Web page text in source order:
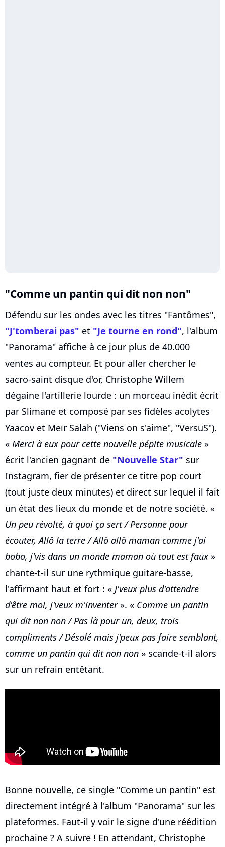
"Comme un pantin qui dit non non"
Défendu sur les ondes avec les titres "Fantômes",
"J'tomberai pas" et "Je tourne en rond", l'album
"Panorama" affiche à ce jour plus de 40.000
ventes au compteur. Et pour aller chercher le
sacro-saint disque d'or, Christophe Willem
dégaine l'artillerie lourde : un morceau inédit écrit
par Slimane et composé par ses fidèles acolytes
Yaacov et Meïr Salah ("Viens on s'aime", "VersuS").
« Merci à eux pour cette nouvelle pépite musicale »
écrit l'ancien gagnant de "Nouvelle Star" sur
Instagram, fier de présenter ce titre pop court
(tout juste deux minutes) et direct sur lequel il fait
un état des lieux du monde et de notre société. «
Un peu révolté, à quoi ça sert / Personne pour
écouter, Allô la terre / Allô allô maman comme j'ai
bobo, j'vis dans un monde maman où tout est faux »
chante-t-il sur une rythmique guitare-basse,
l'affirmant haut et fort : « J'veux plus d'attendre
d'être moi, j'veux m'inventer». « Comme un pantin
qui dit non non / Pas là pour un, deux, trois
compliments / Désolé mais j'peux pas faire semblant,
comme un pantin qui dit non non » scande-t-il alors
sur un refrain entêtant.
Bonne nouvelle, ce single "Comme un pantin" est
directement intégré à l'album "Panorama" sur les
plateformes. Faut-il y voir le signe d'une réédition
prochaine ? A suivre ! En attendant, Christophe